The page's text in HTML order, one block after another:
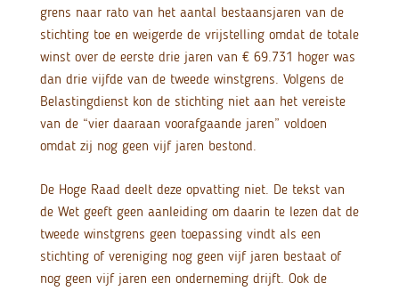
grens naar rato van het aantal bestaansjaren van de
stichting toe en weigerde de vrijstelling omdat de totale
winst over de eerste drie jaren van € 69.731 hoger was
dan drie vijfde van de tweede winstgrens. Volgens de
Belastingdienst kon de stichting niet aan het vereiste
van de “vier daaraan voorafgaande jaren” voldoen
omdat zij nog geen vijf jaren bestond.
De Hoge Raad deelt deze opvatting niet. De tekst van
de Wet geeft geen aanleiding om daarin te lezen dat de
tweede winstgrens geen toepassing vindt als een
stichting of vereniging nog geen vijf jaren bestaat of
nog geen vijf jaren een onderneming drijft. Ook de